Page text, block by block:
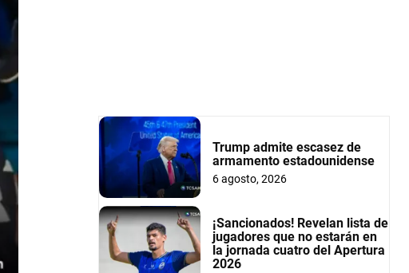
Trump admite escasez de
armamento estadounidense
6 agosto, 2026
¡Sancionados! Revelan lista de
jugadores que no estarán en
la jornada cuatro del Apertura
2026